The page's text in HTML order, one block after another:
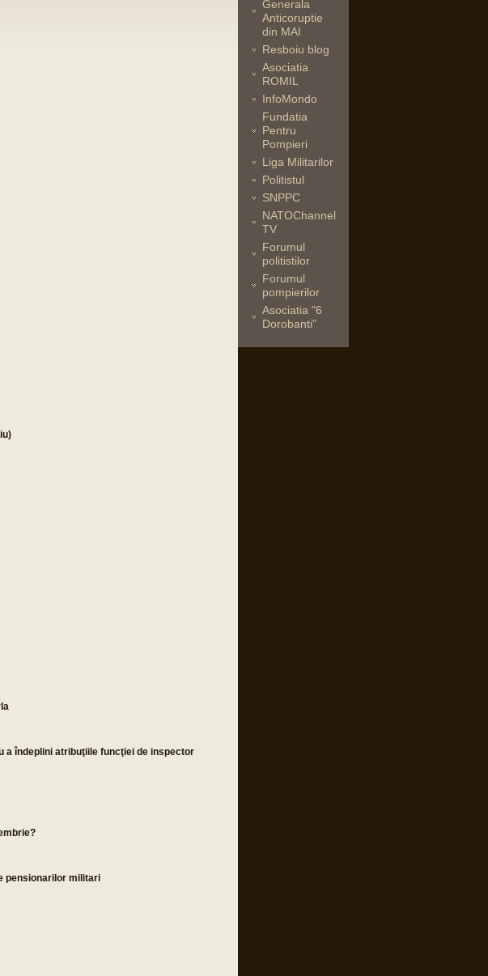
a îndeplini atribuţiile funcţiei de inspector
pensionarilor militari
Generala
Anticoruptie
din MAI
Resboiu blog
Asociatia
ROMIL
InfoMondo
Fundatia
Pentru
Pompieri
Liga Militarilor
Politistul
SNPPC
NATOChannel
TV
Forumul
politistilor
Forumul
pompierilor
Asociatia "6
Dorobanti"